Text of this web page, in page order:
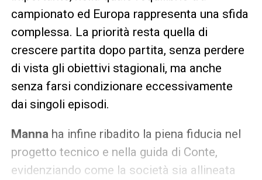
campionato ed Europa rappresenta una sfida
complessa. La priorità resta quella di
crescere partita dopo partita, senza perdere
di vista gli obiettivi stagionali, ma anche
senza farsi condizionare eccessivamente
dai singoli episodi.
Manna ha infine ribadito la piena fiducia nel
progetto tecnico e nella guida di Conte,
evidenziando come la società sia allineata